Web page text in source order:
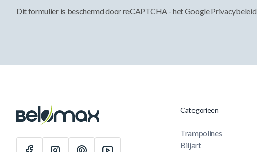
Dit formulier is beschermd door reCAPTCHA - hetGoogle Privacybeleid
Categorieën
Trampolines
Biljart